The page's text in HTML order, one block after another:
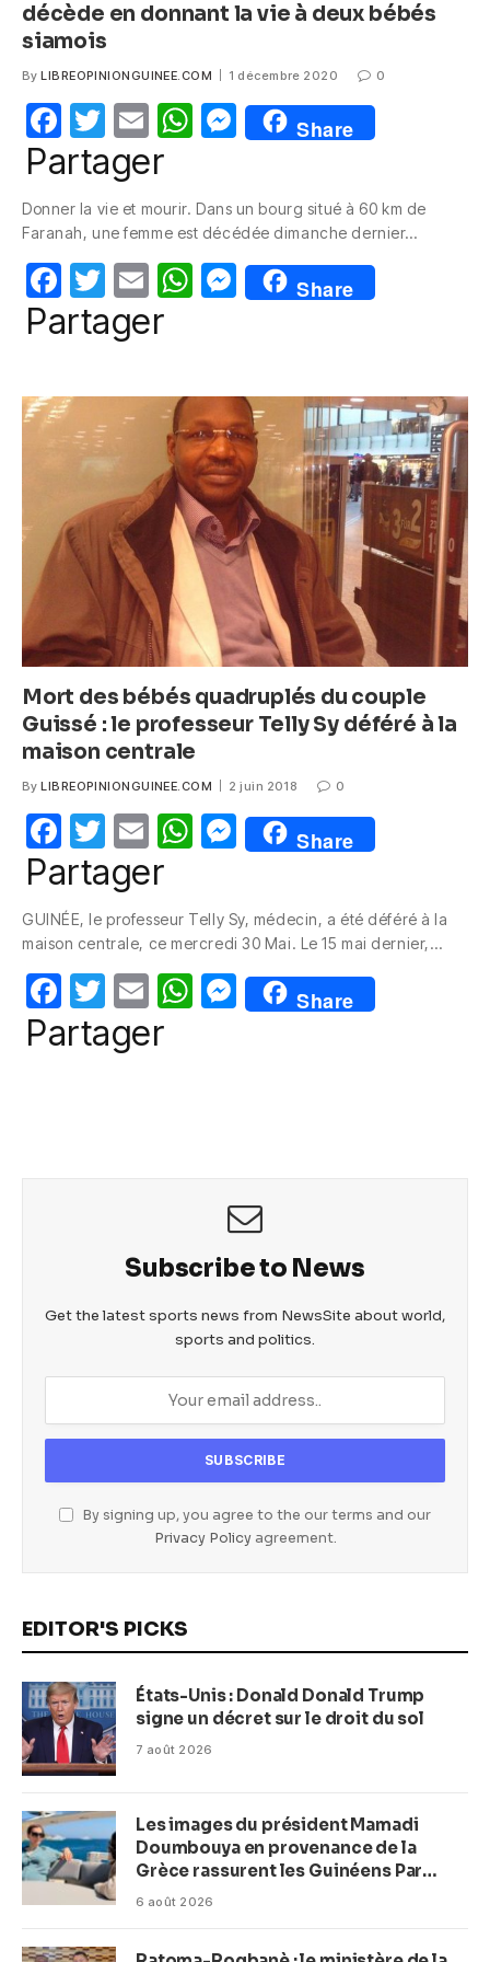
décède en donnant la vie à deux bébés
siamois
By LIBREOPINIONGUINEE.COM 1 décembre 2020 0
F
a
e
b
o
o
T
w
itt
er
E
m
W
s
A
p
M
e
e
n
g
Share
Partager
Donner la vie et mourir. Dans un bourg situé à 60 km de
Faranah, une femme est décédée dimanche dernier…
F
a
e
b
o
k
T
w
itt
er
E
m
W
s
A
p
p
M
e
e
n
g
er
Share
Partager
Mort des bébés quadruplés du couple
Guissé : le professeur Telly Sy déféré à la
maison centrale
By LIBREOPINIONGUINEE.COM 2 juin 2018 0
F
a
c
e
b
o
o
T
w
itt
er
E
m
W
s
A
p
M
e
e
n
g
Share
Partager
GUINÉE, le professeur Telly Sy, médecin, a été déféré à la
maison centrale, ce mercredi 30 Mai. Le 15 mai dernier,…
F
a
T
w
itt
E
m
W M
e
er
Share
Partager
Subscribe to News
Get the latest sports news from NewsSite about world,
sports and politics.
By signing up, you agree to the our terms and our
Privacy Policyagreement.
EDITOR'S PICKS
États-Unis : Donald Donald Trump
signe un décret sur le droit du sol
7 août 2026
Les images du président Mamadi
Doumbouya en provenance de la
Grèce rassurent les Guinéens Par
(Macka Baldé)
6 août 2026